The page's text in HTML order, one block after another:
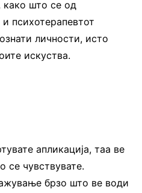
како што се oд
психотерапевтот
личности, исто
искуства.
апликација, таа ве
се чувствувате.
брзо што ве води